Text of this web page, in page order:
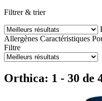
Filtrer & trier
Allergènes Caractéristiques
Filtre
Orthica: 1 - 30 de